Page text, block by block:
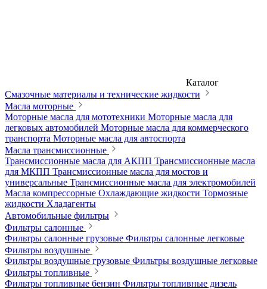
Каталог
Смазочные материалы и технические жидкости
Масла моторные
Моторные масла для мототехники Моторные масла для
легковых автомобилей Моторные масла для коммерческого
транспорта Моторные масла для автоспорта
Масла трансмиссионные
Трансмиссионные масла для АКПП Трансмиссионные масла
для МКПП Трансмиссионные масла для мостов и
универсальные Трансмиссионные масла для электромобилей
Масла компрессорные Охлаждающие жидкости Тормозные
жидкости Хладагенты
Автомобильные фильтры
Фильтры салонные
Фильтры салонные грузовые Фильтры салонные легковые
Фильтры воздушные
Фильтры воздушные грузовые Фильтры воздушные легковые
Фильтры топливные
Фильтры топливные бензин Фильтры топливные дизель